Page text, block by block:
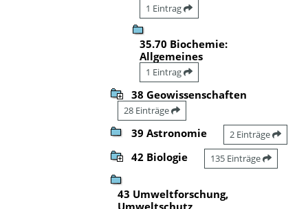
1 Eintrag
35.70 Biochemie:
Allgemeines
1 Eintrag
38 Geowissenschaften
28 Einträge
39 Astronomie 2 Einträge
42 Biologie 135 Einträge
43 Umweltforschung,
Umweltschutz